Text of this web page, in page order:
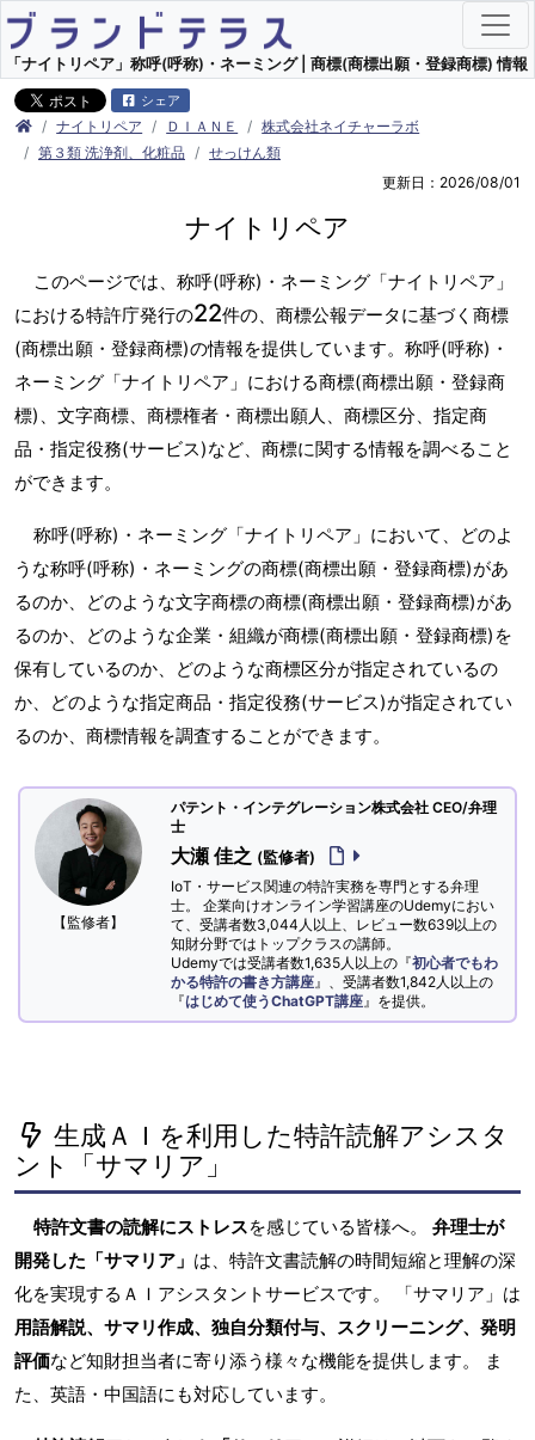
「ナイトリペア」称呼(呼称)・ネーミング | 商標(商標出願・登録商標) 情報
シェア
ナイトリペア ＤＩＡＮＥ
株式会社ネイチャーラボ
第３類 洗浄剤、化粧品
せっけん類
更新日：2026/08/01
ナイトリペア
このページでは、称呼(呼称)・ネーミング「ナイトリペア」
における特許庁発行の22件の、商標公報データに基づく商標
(商標出願・登録商標)の情報を提供しています。称呼(呼称)・
ネーミング「ナイトリペア」における商標(商標出願・登録商
標)、文字商標、商標権者・商標出願人、商標区分、指定商
品・指定役務(サービス)など、商標に関する情報を調べること
ができます。
称呼(呼称)・ネーミング「ナイトリペア」において、どのよ
うな称呼(呼称)・ネーミングの商標(商標出願・登録商標)があ
るのか、どのような文字商標の商標(商標出願・登録商標)があ
るのか、どのような企業・組織が商標(商標出願・登録商標)を
保有しているのか、どのような商標区分が指定されているの
か、どのような指定商品・指定役務(サービス)が指定されてい
るのか、商標情報を調査することができます。
【監修者】
パテント・インテグレーション株式会社 CEO/弁理
士
大瀬 佳之 (監修者)
IoT・サービス関連の特許実務を専門とする弁理
士。 企業向けオンライン学習講座のUdemyにおい
て、受講者数3,044人以上、レビュー数639以上の
知財分野ではトップクラスの講師。
Udemyでは受講者数1,635人以上の『初心者でもわ
かる特許の書き方講座 』、受講者数1,842人以上の
『はじめて使うChatGPT講座 』を提供。
生成ＡＩを利用した特許読解アシスタ
ント「サマリア」
特許文書の読解にストレスを感じている皆様へ。 弁理士が
開発した「サマリア」 は、特許文書読解の時間短縮と理解の深
化を実現するＡＩアシスタントサービスです。 「サマリア」は
用語解説、サマリ作成、独自分類付与、スクリーニング、発明
評価など知財担当者に寄り添う様々な機能を提供します。 ま
た、英語・中国語にも対応しています。